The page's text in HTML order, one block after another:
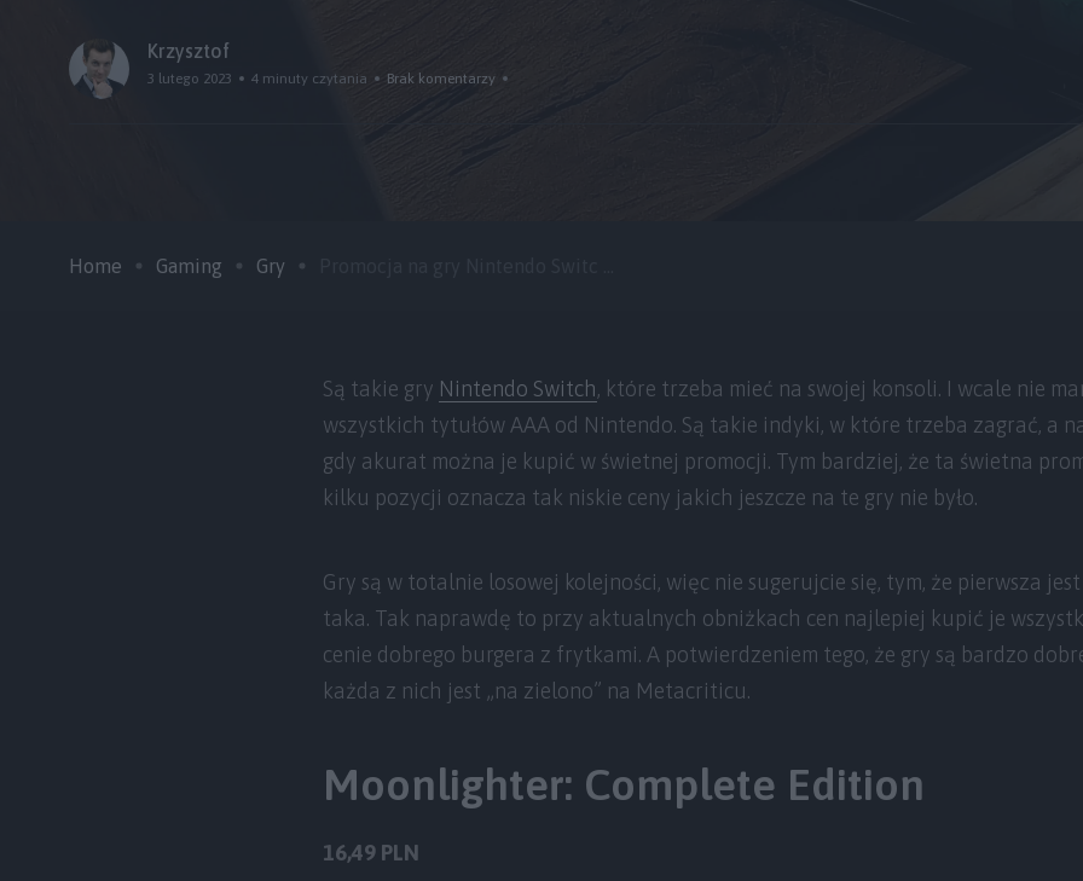
Krzysztof
3 lutego 2023 4 minuty czytania Brak komentarzy
Home Gaming Gry
Są takie gry Nintendo Switch, które trzeba mieć na swojej konsoli. I wcale nie
wszystkich tytułów AAA od Nintendo. Są takie indyki, w które trzeba zagrać, a
gdy akurat można je kupić w świetnej promocji. Tym bardziej, że ta świetna
kilku pozycji oznacza tak niskie ceny jakich jeszcze na te gry nie było.
Gry są w totalnie losowej kolejności, więc nie sugerujcie się, tym, że pierwsza
taka. Tak naprawdę to przy aktualnych obniżkach cen najlepiej kupić je
cenie dobrego burgera z frytkami. A potwierdzeniem tego, że gry są bardzo
każda z nich jest „na zielono” na Metacriticu.
Moonlighter: Complete Edition
16,49 PLN